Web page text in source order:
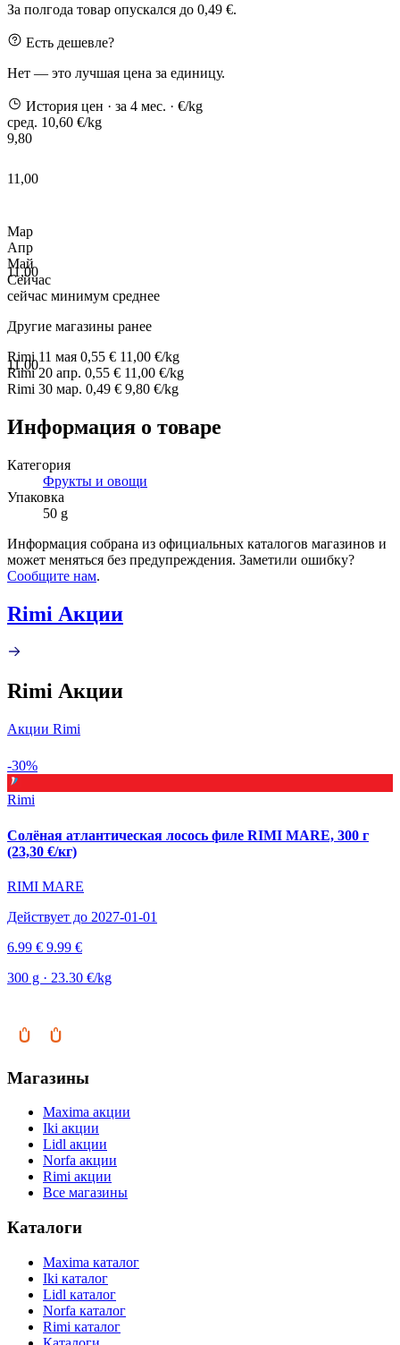
За полгода товар опускался до 0,49 €.
Есть дешевле?
Нет — это лучшая цена за единицу.
История цен · за 4 мес. · €/kg
сред. 10,60 €/kg
9,80
11,00
11,00
11,00
Мар
Апр
Май
Сейчас
сейчас минимум среднее
Другие магазины ранее
Rimi11 мая 0,55 € 11,00 €/kg
Rimi20 апр. 0,55 € 11,00 €/kg
Rimi 30 мар. 0,49 € 9,80 €/kg
Информация о товаре
Категория
Фрукты и овощи
Упаковка
50 g
Информация собрана из официальных каталогов магазинов и
может меняться без предупреждения. Заметили ошибку?
Сообщите нам.
Rimi Акции
Rimi Акции
Акции Rimi
-30%
Rimi
Солёная атлантическая лосось филе RIMI MARE, 300 г
(23,30 €/кг)
RIMI MARE
Действует до 2027-01-01
6.99 € 9.99 €
300 g · 23.30 €/kg
Магазины
Maxima акции
Iki акции
Lidl акции
Norfa акции
Rimi акции
Все магазины
Каталоги
Maxima каталог
Iki каталог
Lidl каталог
Norfa каталог
Rimi каталог